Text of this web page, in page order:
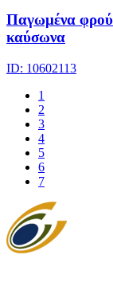
Παγωμένα
καύσωνα
ID: 10602113
1
2
3
4
5
6
7